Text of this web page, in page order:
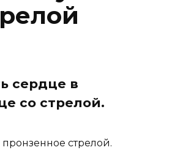
сердце в
со стрелой.
стрелой.